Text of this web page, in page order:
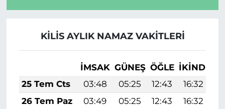
KİLİS AYLIK NAMAZ VAKITLERI
İMSAK GÜNEŞ ÖĞLE İKINDI
25 Tem Cts
03:48 05:25 12:43 16:32
26 Tem Paz
03:49 05:25 12:43 16:32